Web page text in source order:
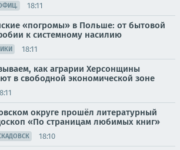
18:11
«погромы» в Польше: от бытовой
к системному насилию
18:11
как аграрии Херсонщины
в свободной экономической зоне
округе прошёл литературный
«По страницам любимых книг»
18:10